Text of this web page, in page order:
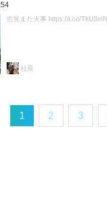
吉見また火事 https://t.co/
社長
1 2 3